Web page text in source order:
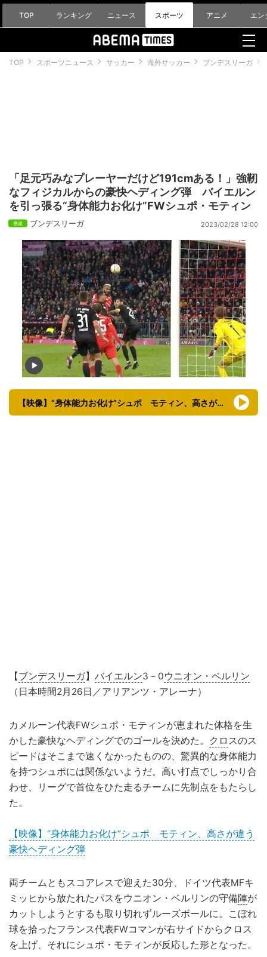
TOP ランキング ニュース スポーツ アニメ エン
TOP スポーツニュース サッカー 海外サッカー ブンデスリーガ
「足元巧みなプレーヤーだけど191cmある！」強靭
なフィジカルからの豪快ヘディング弾 バイエルン
を引っ張る“身体能力お化け”FWシュポ・モティン
ブンデスリーガ 2023/02/28 12:00
【映像】“身体能力お化け”シュポ゠モティン、高さが違う豪快ヘディング弾
【 ブンデスリーガ】 バイエルン3－0ウニオン・ベルリン
（日本時間2月26日／アリアンツ・アレーナ）
カメルーン代表FWシュポ・モティンが恵まれた体格を生
かした豪快なヘディングでのゴールを決めた。
クロ スのス
ピードはそこまで速くなかったものの、驚異的な身体能力
を持つシュポには関係ないようだ。高い打点でしっかり合
わせ、リーグで首位をひた走るチームに先制点をもたらし
た。
【映像】“身体能力お化け”シュポ゠モティン、高さが違う
豪快ヘディング弾
両チームともスコアレスで迎えた30分、ドイツ代表MFキ
ミッヒから放たれたパスをウニオン・ベルリンの守備陣が
カットしようとするも取り切れずルーズボールに。こぼれ
球を拾ったフランス代表FWコマンが右サイドからクロス
を上げ、それにシュポ・モティンが反応した形となった。